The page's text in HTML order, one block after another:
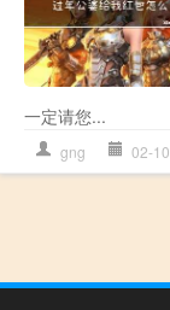
一定请您...
gng 02-10